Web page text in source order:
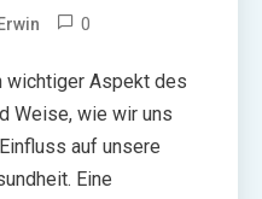
0
wichtiger Aspekt des
Weise, wie wir uns
auf unsere
Eine